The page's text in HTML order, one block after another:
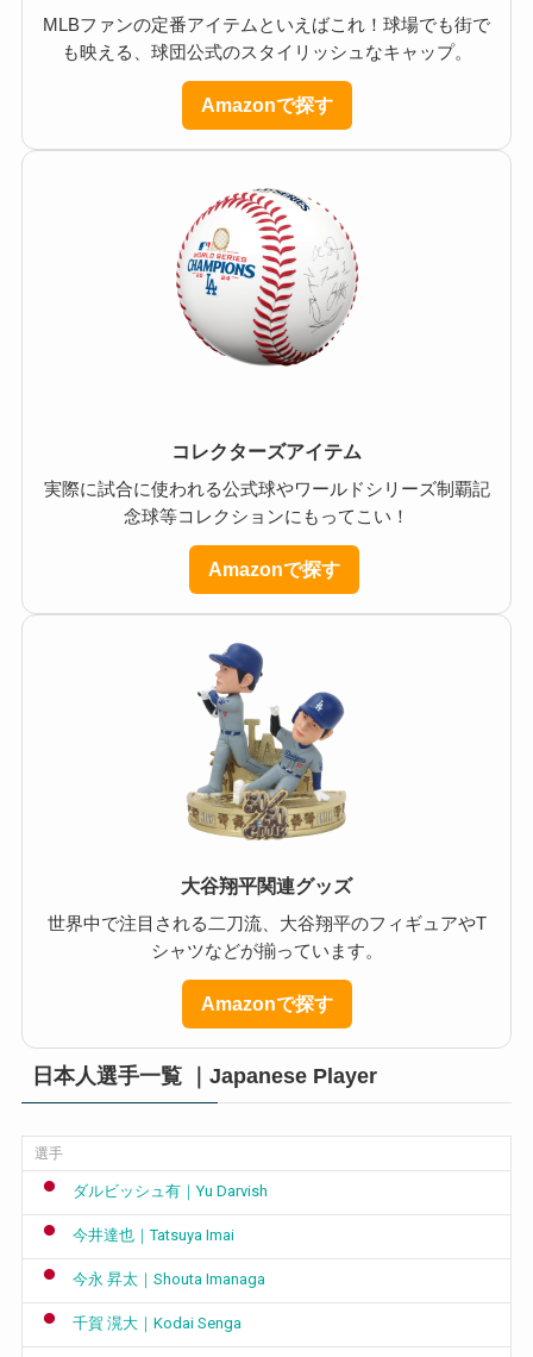
MLBファンの定番アイテムといえばこれ！球場でも街で
も映える、球団公式のスタイリッシュなキャップ。
Amazonで探す
コレクターズアイテム
実際に試合に使われる公式球やワールドシリーズ制覇記
念球等コレクションにもってこい！
Amazonで探す
大谷翔平関連グッズ
世界中で注目される二刀流、大谷翔平のフィギュアやT
シャツなどが揃っています。
Amazonで探す
日本人選手一覧 ｜Japanese Player
選手
ダルビッシュ有｜Yu Darvish
今井達也｜Tatsuya Imai
今永 昇太｜Shouta Imanaga
千賀 滉大｜Kodai Senga